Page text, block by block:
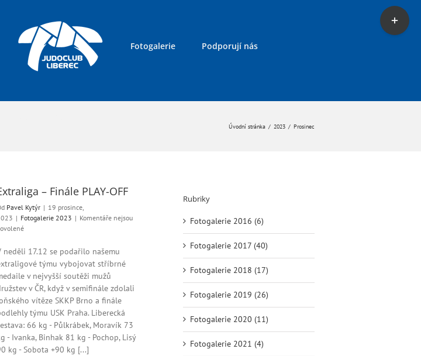
Fotogalerie Podporují nás
Úvodní stránka / 2023 / Prosinec
– Finále PLAY-OFF
Pavel Kytýr | 19 prosince,
| Fotogalerie 2023 | Komentáře nejsou
u
s
názvem
Extraliga
–
Finále
PLAY-
OFF
neděli 17.12 se podařilo našemu
týmu vybojovat stříbrné
v nejvyšší soutěži mužů
v ČR, když v semifinále zdolali
vítěze SKKP Brno a finále
týmu USK Praha. Liberecká
66 kg - Půlkrábek, Moravík 73
- Ivanka, Binhak 81 kg - Pochop, Lisý
kg - Sobota +90 kg [...]
Rubriky
Fotogalerie 2016 (6)
Fotogalerie 2017 (40)
Fotogalerie 2018 (17)
Fotogalerie 2019 (26)
Fotogalerie 2020 (11)
Fotogalerie 2021 (4)
Toggle
Sliding
Bar